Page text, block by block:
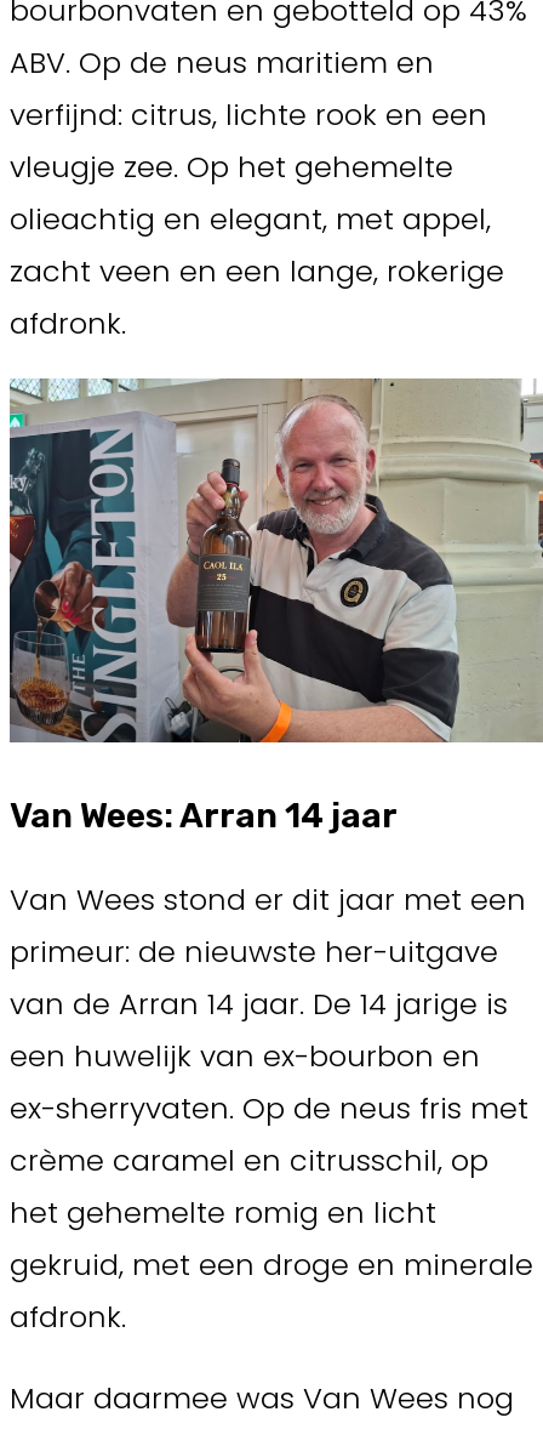
bourbonvaten en gebotteld op 43%
ABV. Op de neus maritiem en
verfijnd: citrus, lichte rook en een
vleugje zee. Op het gehemelte
olieachtig en elegant, met appel,
zacht veen en een lange, rokerige
afdronk.
Van Wees: Arran 14 jaar
Van Wees stond er dit jaar met een
primeur: de nieuwste her-uitgave
van de Arran 14 jaar. De 14 jarige is
een huwelijk van ex-bourbon en
ex-sherryvaten. Op de neus fris met
crème caramel en citrusschil, op
het gehemelte romig en licht
gekruid, met een droge en minerale
afdronk.
Maar daarmee was Van Wees nog